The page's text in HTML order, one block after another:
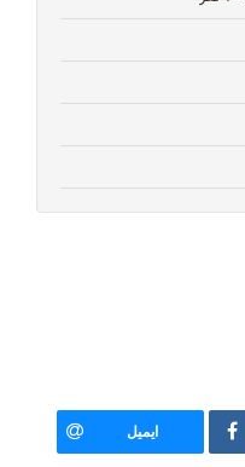
ایمیل